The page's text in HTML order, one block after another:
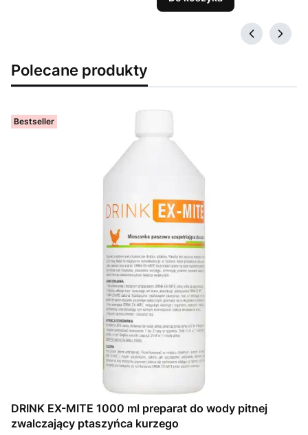
Polecane produkty
Bestseller
DRINK EX-MITE 1000 ml preparat do wody pitnej
zwalczający ptaszyńca kurzego